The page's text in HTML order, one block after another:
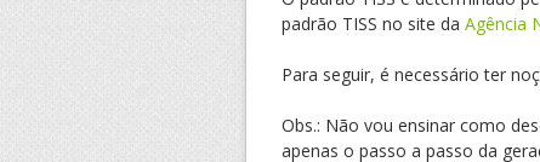
padrão TISS no site da Agência
Para seguir, é necessário ter
Obs.: Não vou ensinar como
apenas o passo a passo da